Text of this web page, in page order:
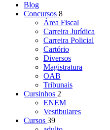
Blog
Concursos 8
Área Fiscal
Carreira Jurídica
Carreira Policial
Cartório
Diversos
Magistratura
OAB
Tribunais
Cursinhos 2
ENEM
Vestibulares
Cursos 39